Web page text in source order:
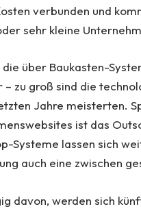
verbunden und
sehr kleine
über Baukasten-
– zu groß sind die
Jahre meisterten.
ist das
Systeme lassen sich
auch eine zwischen
davon, werden sich